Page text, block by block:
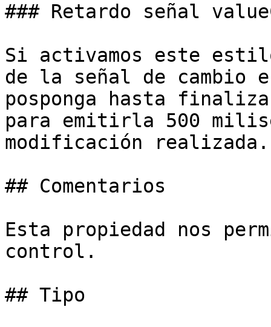
### Retardo señal
Si activamos este
de la señal de cambio
posponga hasta
para emitirla 500
modificación realizada.
## Comentarios
Esta propiedad nos
control.
## Tipo